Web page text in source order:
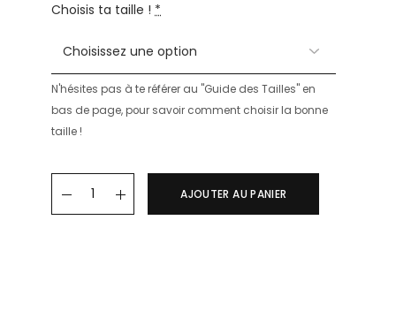
Choisis ta taille ! *
N'hésites pas à te référer au "Guide des Tailles" en
bas de page, pour savoir comment choisir la bonne
taille !
Bracelet CARLOTA quantity
AJOUTER AU PANIER